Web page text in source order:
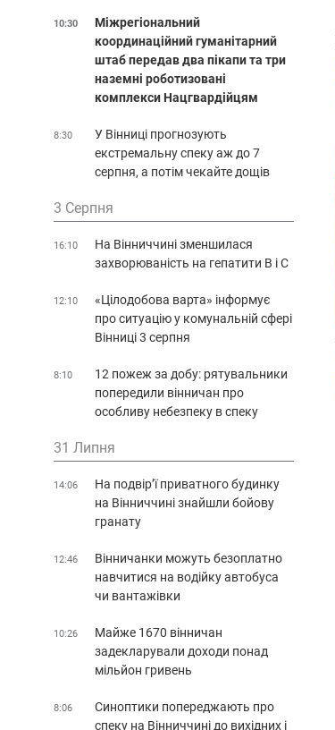
10:30
Міжрегіональний
координаційний гуманітарний
штаб передав два пікапи та три
наземні роботизовані
комплекси Нацгвардійцям
8:30
У Вінниці прогнозують
екстремальну спеку аж до 7
серпня, а потім чекайте дощів
3 Серпня
16:10
На Вінниччині зменшилася
захворюваність на гепатити В і С
12:10
«Цілодобова варта» інформує
про ситуацію у комунальній сфері
Вінниці 3 серпня
8:10
12 пожеж за добу: рятувальники
попередили вінничан про
особливу небезпеку в спеку
31 Липня
14:06
На подвір’ї приватного будинку
на Вінниччині знайшли бойову
гранату
12:46
Вінничанки можуть безоплатно
навчитися на водійку автобуса
чи вантажівки
10:26
Майже 1670 вінничан
задекларували доходи понад
мільйон гривень
8:06
Синоптики попереджають про
спеку на Вінниччині до вихідних і